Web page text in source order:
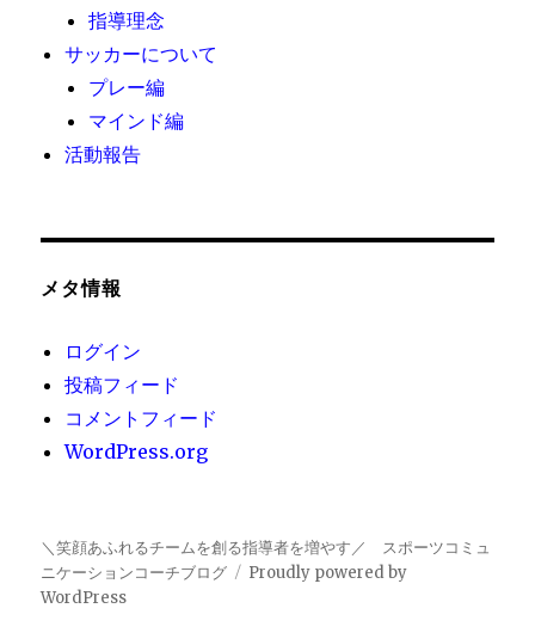
指導理念
サッカーについて
プレー編
マインド編
活動報告
メタ情報
ログイン
投稿フィード
コメントフィード
WordPress.org
＼笑顔あふれるチームを創る指導者を増やす／ スポーツコミュ
ニケーションコーチブログ
Proudly powered by
WordPress